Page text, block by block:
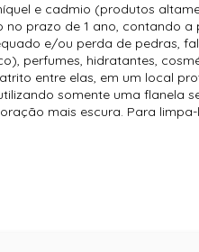
e cadmio (produtos
prazo de 1 ano, contando
e/ou perda de pedras,
perfumes, hidratantes,
entre elas, em um local
somente uma flanela
mais escura. Para